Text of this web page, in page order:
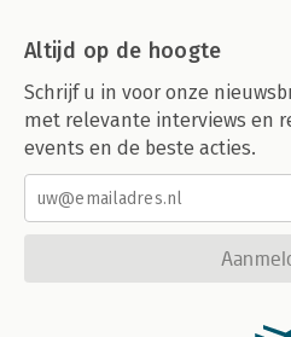
Altijd op de hoogte
Schrijf u in voor onze
met relevante interviews en
events en de beste acties.